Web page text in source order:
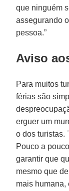
que ninguém
assegurando
pessoa.”
Aviso
Para muitos
férias são
erguer um
o dos turistas.
Pouco a
garantir que
mesmo que
mais humana,